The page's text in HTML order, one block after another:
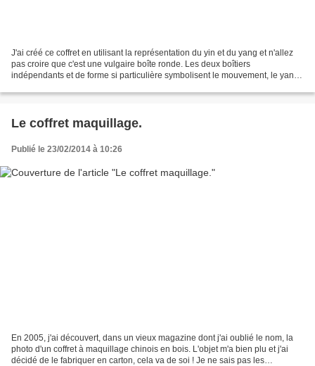
J'ai créé ce coffret en utilisant la représentation du yin et du yang et n'allez
pas croire que c'est une vulgaire boîte ronde. Les deux boîtiers
indépendants et de forme si particulière symbolisent le mouvement, le yang,
Le coffret maquillage.
Publié le 23/02/2014 à 10:26
En 2005, j'ai découvert, dans un vieux magazine dont j'ai oublié le nom, la
photo d'un coffret à maquillage chinois en bois. L'objet m'a bien plu et j'ai
décidé de le fabriquer en carton, cela va de soi ! Je ne sais pas les